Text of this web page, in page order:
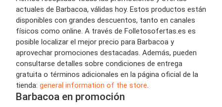
actuales de Barbacoa, válidas hoy. Estos productos están
disponibles con grandes descuentos, tanto en canales
físicos como online. A través de Folletosofertas.es es
posible localizar el mejor precio para Barbacoa y
aprovechar promociones destacadas. Además, pueden
consultarse detalles sobre condiciones de entrega
gratuita o términos adicionales en la página oficial de la
tienda: general information of the store
Barbacoa en promoción